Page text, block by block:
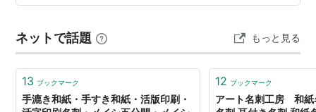
画、アート 米津アトリエを見てくださりありがとうござ
ネットで話題 もっと見る
13 ブックマーク
手漉き和紙・手すき和紙・活版印刷・
12 ブックマーク
アート名刺工房 和紙